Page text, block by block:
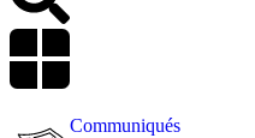
Communiqués